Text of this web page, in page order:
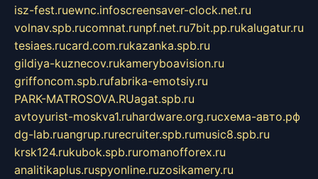
isz-fest.ruewnc.infoscreensaver-clock.net.ru
volnav.spb.rucomnat.runpf.net.ru7bit.pp.rukalugatur.ru
tesiaes.rucard.com.rukazanka.spb.ru
gildiya-kuznecov.rukameryboavision.ru
griffoncom.spb.rufabrika-emotsiy.ru
PARK-MATROSOVA.RUagat.spb.ru
avtoyurist-moskva1.ruhardware.org.ruсхема-авто.рф
dg-lab.ruangrup.rurecruiter.spb.rumusic8.spb.ru
krsk124.rukubok.spb.ruromanofforex.ru
analitikaplus.ruspyonline.ruzosikamery.ru